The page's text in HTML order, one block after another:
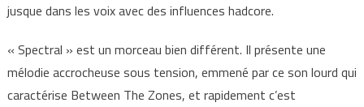
jusque dans les voix avec des influences hadcore.
« Spectral » est un morceau bien différent. Il présente une
mélodie accrocheuse sous tension, emmené par ce son lourd qui
caractérise Between The Zones, et rapidement c’est